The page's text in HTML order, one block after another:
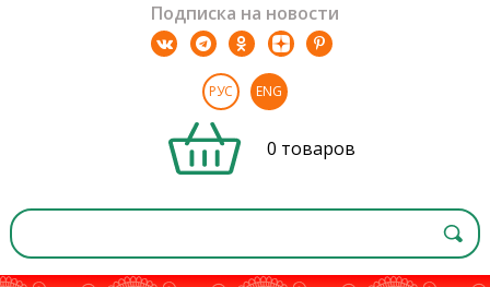
Подписка на новости
РУС ENG
0 товаров